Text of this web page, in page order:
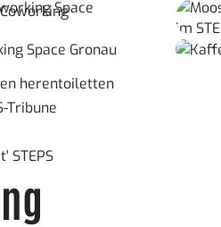
herentoiletten
Tribune
STEPS